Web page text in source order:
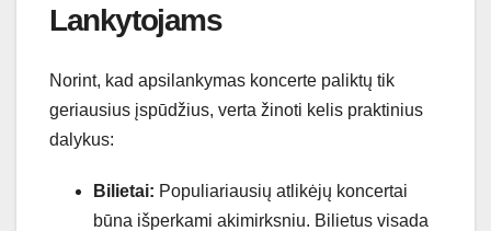
Lankytojams
Norint, kad apsilankymas koncerte paliktų tik
geriausius įspūdžius, verta žinoti kelis praktinius
dalykus:
Bilietai: Populiariausių atlikėjų koncertai
būna išperkami akimirksniu. Bilietus visada